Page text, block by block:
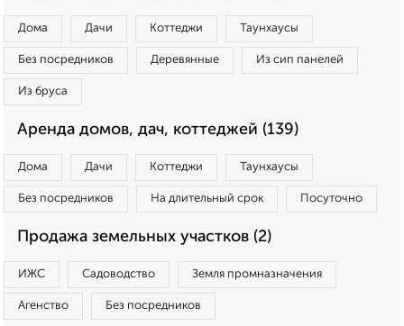
Дома Дачи Коттеджи Таунхаусы
Без посредников Деревянные Из сип панелей
Из бруса
Аренда домов, дач, коттеджей (139)
Дома Дачи Коттеджи Таунхаусы
Без посредников На длительный срок Посуточно
Продажа земельных участков (2)
ИЖС Садоводство Земля промназначения
Агенство Без посредников